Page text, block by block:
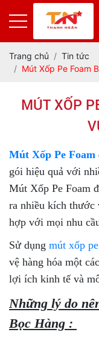
Trang chủ
Tin tức
Mút Xốp Pe Foam
MÚT XỐP
Mút Xốp Pe Foam
gói hiệu quả với
Mút Xốp Pe Foam
ra nhiều kích thước
hợp với mọi nhu
Sử dụng mút xốp
vệ hàng hóa một
lợi ích kinh tế và
Những lý do
Bọc Hàng :